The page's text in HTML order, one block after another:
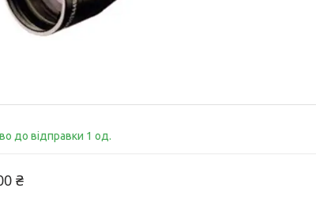
до відправки 1 од.
₴